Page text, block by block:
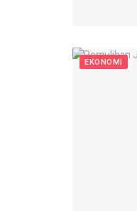
EKONOMI